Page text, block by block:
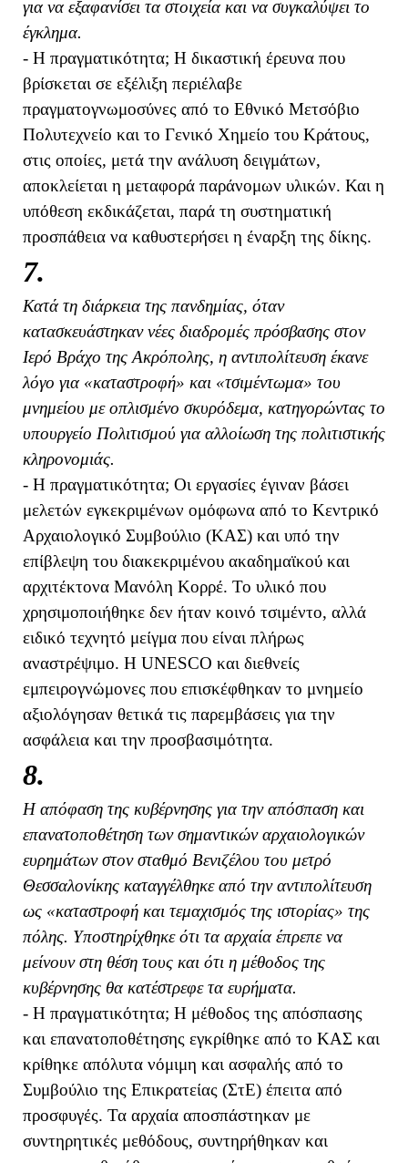
για να εξαφανίσει τα στοιχεία και να συγκαλύψει το
έγκλημα.
- Η πραγματικότητα; Η δικαστική έρευνα που
βρίσκεται σε εξέλιξη περιέλαβε
πραγματογνωμοσύνες από το Εθνικό Μετσόβιο
Πολυτεχνείο και το Γενικό Χημείο του Κράτους,
στις οποίες, μετά την ανάλυση δειγμάτων,
αποκλείεται η μεταφορά παράνομων υλικών. Και η
υπόθεση εκδικάζεται, παρά τη συστηματική
προσπάθεια να καθυστερήσει η έναρξη της δίκης.
7.
Κατά τη διάρκεια της πανδημίας, όταν
κατασκευάστηκαν νέες διαδρομές πρόσβασης στον
Ιερό Βράχο της Ακρόπολης, η αντιπολίτευση έκανε
λόγο για «καταστροφή» και «τσιμέντωμα» του
μνημείου με οπλισμένο σκυρόδεμα, κατηγορώντας το
υπουργείο Πολιτισμού για αλλοίωση της πολιτιστικής
κληρονομιάς.
- Η πραγματικότητα; Οι εργασίες έγιναν βάσει
μελετών εγκεκριμένων ομόφωνα από το Κεντρικό
Αρχαιολογικό Συμβούλιο (ΚΑΣ) και υπό την
επίβλεψη του διακεκριμένου ακαδημαϊκού και
αρχιτέκτονα Μανόλη Κορρέ. Το υλικό που
χρησιμοποιήθηκε δεν ήταν κοινό τσιμέντο, αλλά
ειδικό τεχνητό μείγμα που είναι πλήρως
αναστρέψιμο. Η UNESCO και διεθνείς
εμπειρογνώμονες που επισκέφθηκαν το μνημείο
αξιολόγησαν θετικά τις παρεμβάσεις για την
ασφάλεια και την προσβασιμότητα.
8.
Η απόφαση της κυβέρνησης για την απόσπαση και
επανατοποθέτηση των σημαντικών αρχαιολογικών
ευρημάτων στον σταθμό Βενιζέλου του μετρό
Θεσσαλονίκης καταγγέλθηκε από την αντιπολίτευση
ως «καταστροφή και τεμαχισμός της ιστορίας» της
πόλης. Υποστηρίχθηκε ότι τα αρχαία έπρεπε να
μείνουν στη θέση τους και ότι η μέθοδος της
κυβέρνησης θα κατέστρεφε τα ευρήματα.
- Η πραγματικότητα; Η μέθοδος της απόσπασης
και επανατοποθέτησης εγκρίθηκε από το ΚΑΣ και
κρίθηκε απόλυτα νόμιμη και ασφαλής από το
Συμβούλιο της Επικρατείας (ΣτΕ) έπειτα από
προσφυγές. Τα αρχαία αποσπάστηκαν με
συντηρητικές μεθόδους, συντηρήθηκαν και